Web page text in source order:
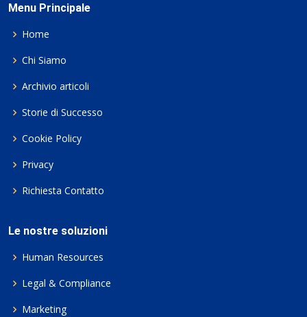
Menu Principale
Home
Chi Siamo
Archivio articoli
Storie di Successo
Cookie Policy
Privacy
Richiesta Contatto
Le nostre soluzioni
Human Resources
Legal & Compliance
Marketing